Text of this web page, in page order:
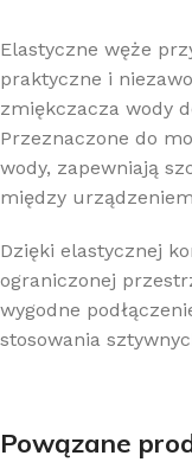
Elastyczne węże
praktyczne i
zmiękczacza wody
Przeznaczone do
wody, zapewniają
między
Dzięki elastycznej
ograniczonej
wygodne
stosowania
Powązane